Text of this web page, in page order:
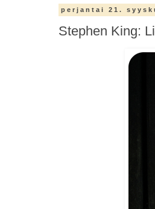
perjantai 21.
Stephen King: